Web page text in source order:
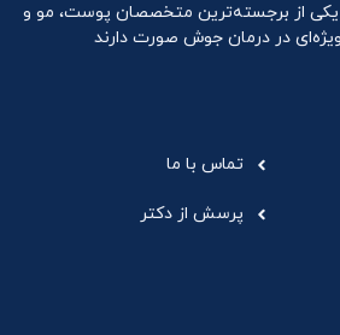
یکی از برجسته‌ترین متخصصان پوست، مو و
در درمان جوش صورت دارند
تماس با ما
پرسش از دکتر